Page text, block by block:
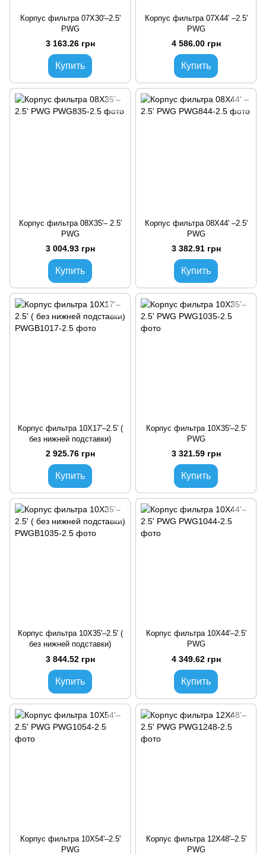
Корпус фильтра 07X30'–2.5'
PWG
3 163.26 грн
Купить
Корпус фильтра 07X44' –2.5'
PWG
4 586.00 грн
Купить
Корпус фильтра 08X35'– 2.5'
PWG
3 004.93 грн
Купить
Корпус фильтра 08X44' –2.5'
PWG
3 382.91 грн
Купить
Корпус фильтра 10X17'–2.5' (
без нижней подставки)
2 925.76 грн
Купить
Корпус фильтра 10X35'–2.5'
PWG
3 321.59 грн
Купить
Корпус фильтра 10X35'–2.5' (
без нижней подставки)
3 844.52 грн
Купить
Корпус фильтра 10X44'–2.5'
PWG
4 349.62 грн
Купить
Корпус фильтра 10X54'–2.5'
PWG
Корпус фильтра 12X48'–2.5'
PWG